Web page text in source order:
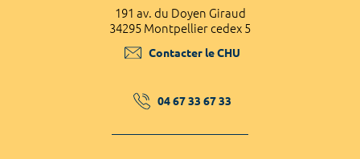
191 av. du Doyen Giraud
34295 Montpellier cedex 5
Contacter le CHU
04 67 33 67 33